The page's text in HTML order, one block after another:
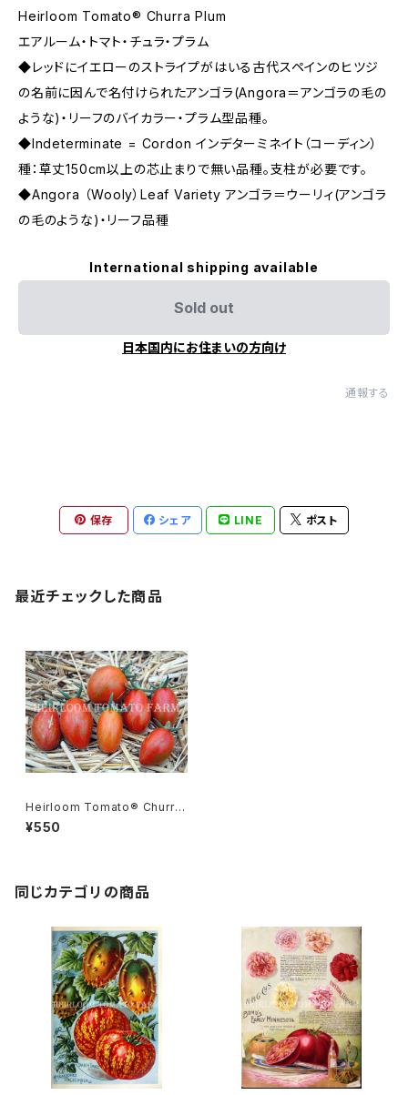
Heirloom Tomato® Churra Plum
エアルーム・トマト・チュラ・プラム
◆レッドにイエローのストライプがはいる古代スペインのヒツジ
の名前に因んで名付けられたアンゴラ(Angora＝アンゴラの毛の
ような)・リーフのバイカラー・プラム型品種。
◆Indeterminate = Cordon インデターミネイト（コーディン）
種：草丈150cm以上の芯止まりで無い品種。支柱が必要です。
◆Angora （Wooly）Leaf Variety アンゴラ＝ウーリィ(アンゴラ
の毛のような)・リーフ品種
International shipping available
Sold out
日本国内にお住まいの方向け
通報する
保存 シェア LINE ポスト
最近チェックした商品
Heirloom Tomato® Churra
Plum エアルーム・トマト・チュ
ラ・プラム
¥550
同じカテゴリの商品